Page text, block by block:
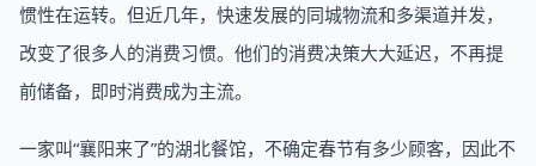
惯性在运转。但近几年，快速发展的同城物流和多渠道并发，
改变了很多人的消费习惯。他们的消费决策大大延迟，不再提
前储备，即时消费成为主流。
一家叫“襄阳来了”的湖北餐馆，不确定春节有多少顾客，因此不